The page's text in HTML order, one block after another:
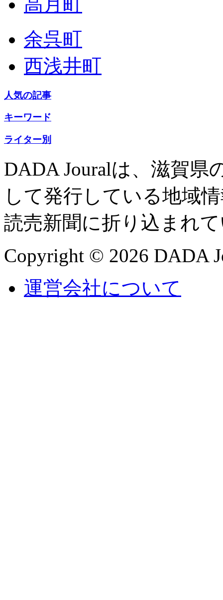
余呉町
西浅井町
人気の記事
キーワード
ライター別
DADA Jouralは、滋賀県
して発行している地域
読売新聞に折り込まれ
Copyright © 2026 DADA
運営会社について